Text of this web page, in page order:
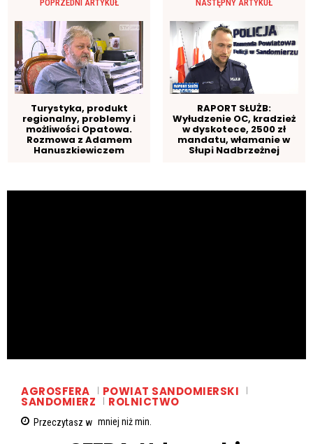
POPRZEDNI ARTYKUŁ
Turystyka, produkt
regionalny, problemy i
możliwości Opatowa.
Rozmowa z Adamem
Hanuszkiewiczem
NASTĘPNY ARTYKUŁ
RAPORT SŁUŻB:
Wyłudzenie OC, kradzież
w dyskotece, 2500 zł
mandatu, włamanie w
Słupi Nadbrzeżnej